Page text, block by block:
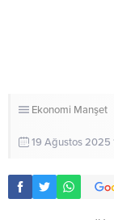
Ekonomi Manşet
19 Ağustos 2025